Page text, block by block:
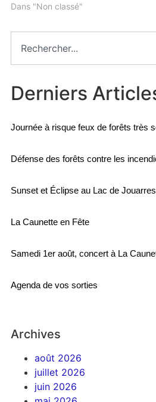
Dans "Non classé"
Derniers
Journée à risque feux de forêts très
Défense des forêts contre les
Sunset et Éclipse au Lac de Jouarres
La Caunette en Fête
Samedi 1er août, concert à La
Agenda de vos sorties
Archives
août 2026
juillet 2026
juin 2026